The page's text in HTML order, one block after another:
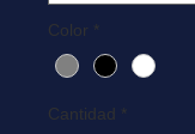
Color *
Cantidad *